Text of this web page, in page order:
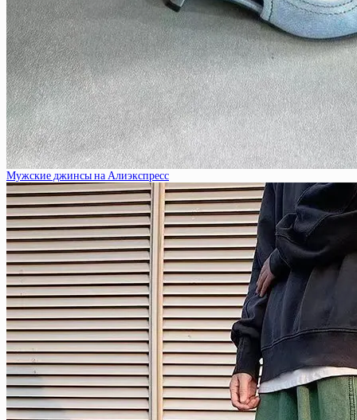
Мужские джинсы на Алиэкспресс